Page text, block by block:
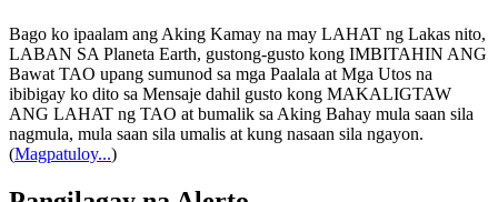
Bago ko ipaalam ang Aking Kamay na may LAHAT ng Lakas nito,
LABAN SA Planeta Earth, gustong-gusto kong IMBITAHIN ANG
Bawat TAO upang sumunod sa mga Paalala at Mga Utos na
ibibigay ko dito sa Mensaje dahil gusto kong MAKALIGTAW
ANG LAHAT ng TAO at bumalik sa Aking Bahay mula saan sila
nagmula, mula saan sila umalis at kung nasaan sila ngayon.
(Magpatuloy...)